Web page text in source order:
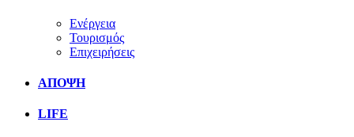
Ενέργεια
Τουρισμός
Επιχειρήσεις
ΑΠΟΨΗ
LIFE